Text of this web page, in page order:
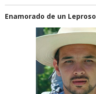
Enamorado de un Leproso